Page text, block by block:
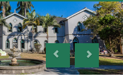
o
g
g
l
e
P
r
e
e
x